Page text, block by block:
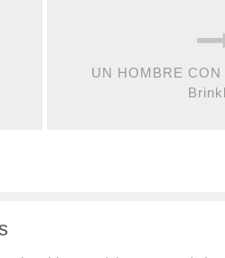
UN HOMBRE